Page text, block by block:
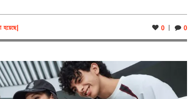
|
হয়েছে 0 0